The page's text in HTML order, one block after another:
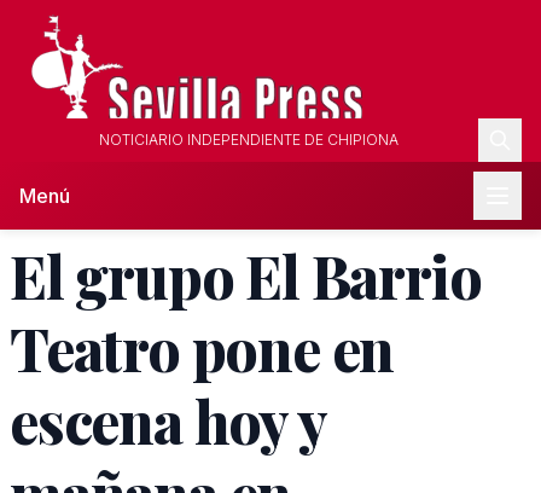
NOTICIARIO INDEPENDIENTE DE CHIPIONA
Menú
El grupo El Barrio
Teatro pone en
escena hoy y